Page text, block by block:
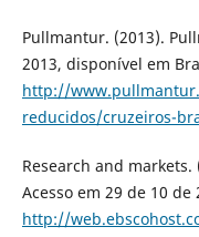
Pullmantur. (2013).
2013, disponível em
http://
reducidos/cruzeiros-
Research and
Acesso em 29 de 10
http://